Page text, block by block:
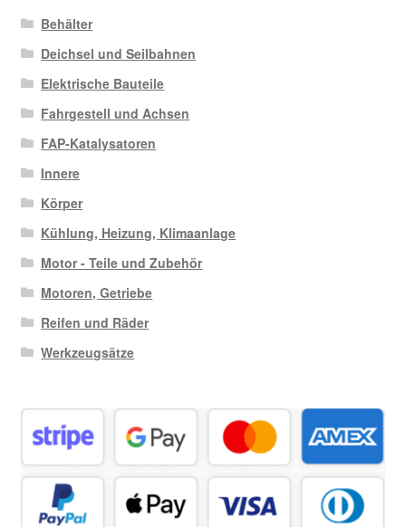
Behälter
Deichsel und Seilbahnen
Elektrische Bauteile
Fahrgestell und Achsen
FAP-Katalysatoren
Innere
Körper
Kühlung, Heizung, Klimaanlage
Motor - Teile und Zubehör
Motoren, Getriebe
Reifen und Räder
Werkzeugsätze